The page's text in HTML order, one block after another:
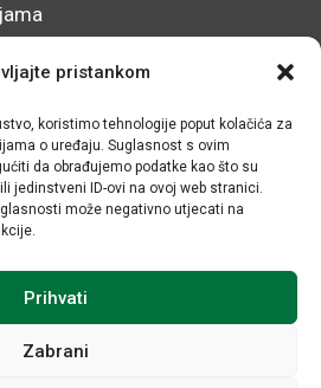
pristankom
koristimo tehnologije poput kolačića za
o uređaju. Suglasnost s ovim
da obrađujemo podatke kao što su
jedinstveni ID-ovi na ovoj web stranici.
može negativno utjecati na
Prihvati
Zabrani
mrežnog sjedišta